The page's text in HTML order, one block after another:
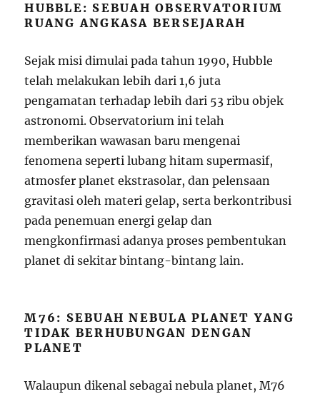
HUBBLE: SEBUAH OBSERVATORIUM
RUANG ANGKASA BERSEJARAH
Sejak misi dimulai pada tahun 1990, Hubble
telah melakukan lebih dari 1,6 juta
pengamatan terhadap lebih dari 53 ribu objek
astronomi. Observatorium ini telah
memberikan wawasan baru mengenai
fenomena seperti lubang hitam supermasif,
atmosfer planet ekstrasolar, dan pelensaan
gravitasi oleh materi gelap, serta berkontribusi
pada penemuan energi gelap dan
mengkonfirmasi adanya proses pembentukan
planet di sekitar bintang-bintang lain.
M76: SEBUAH NEBULA PLANET YANG
TIDAK BERHUBUNGAN DENGAN
PLANET
Walaupun dikenal sebagai nebula planet, M76